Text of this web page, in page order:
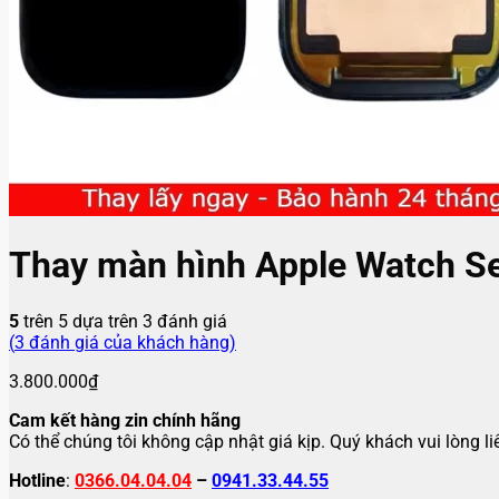
Thay màn hình Apple Watch
5 trên 5 dựa trên 3 đánh giá
(3 đánh giá của khách hàng)
3.800.000₫
Cam kết hàng zin chính hãng
Có thể chúng tôi không cập nhật giá kịp. Quý khách vui lòng
Hotline: 0366.04.04.04 – 0941.33.44.55